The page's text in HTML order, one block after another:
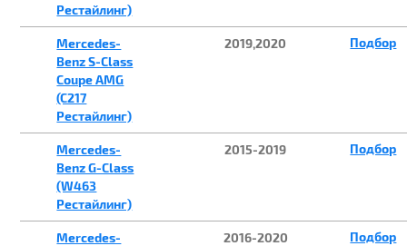
Рестайлинг)
Mercedes-
Benz S-Class
Coupe AMG
(C217
Рестайлинг)
2019,2020 Подбор
Mercedes-
Benz G-Class
(W463
Рестайлинг)
2015-2019 Подбор
Mercedes-
2016-2020 Подбор